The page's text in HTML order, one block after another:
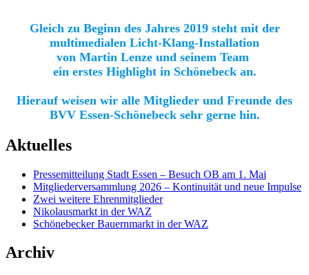
Gleich zu Beginn des Jahres 2019 steht mit der
multimedialen Licht-Klang-Installation
von Martin Lenze und seinem Team
ein erstes Highlight in Schönebeck an.
Hierauf weisen wir alle Mitglieder und Freunde des
BVV Essen-Schönebeck sehr gerne hin.
Aktuelles
Pressemitteilung Stadt Essen – Besuch OB am 1. Mai
Mitgliederversammlung 2026 – Kontinuität und neue Impulse
Zwei weitere Ehrenmitglieder
Nikolausmarkt in der WAZ
Schönebecker Bauernmarkt in der WAZ
Archiv